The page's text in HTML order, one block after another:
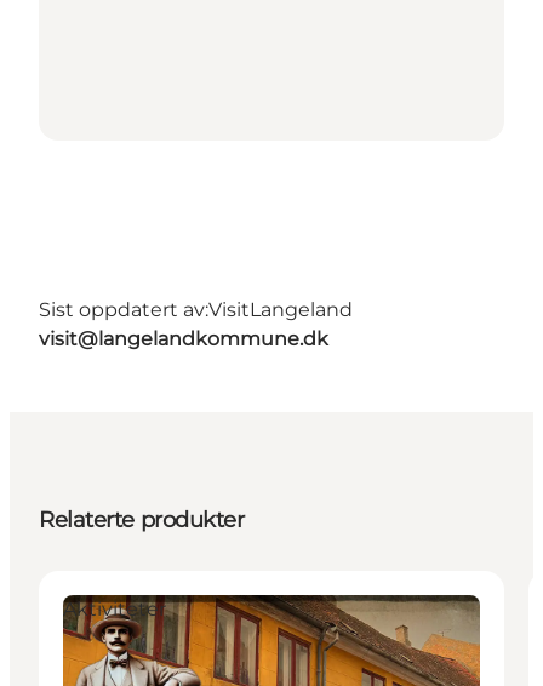
Sist oppdatert av:VisitLangeland
visit@langelandkommune.dk
Relaterte produkter
Aktiviteter